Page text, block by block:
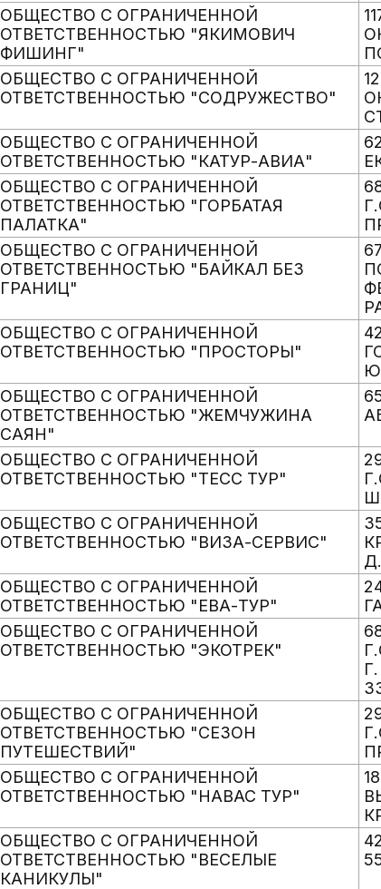
ОБЩЕСТВО С ОГРАНИЧЕННОЙ
ОТВЕТСТВЕННОСТЬЮ "ЯКИМОВИЧ
ФИШИНГ"
ОБЩЕСТВО С ОГРАНИЧЕННОЙ
ОТВЕТСТВЕННОСТЬЮ "СОДРУЖЕСТВО"
ОБЩЕСТВО С ОГРАНИЧЕННОЙ
ОТВЕТСТВЕННОСТЬЮ "КАТУР-АВИА"
ОБЩЕСТВО С ОГРАНИЧЕННОЙ
ОТВЕТСТВЕННОСТЬЮ "ГОРБАТАЯ
ПАЛАТКА"
ОБЩЕСТВО С ОГРАНИЧЕННОЙ
ОТВЕТСТВЕННОСТЬЮ "БАЙКАЛ БЕЗ
ГРАНИЦ"
ОБЩЕСТВО С ОГРАНИЧЕННОЙ
ОТВЕТСТВЕННОСТЬЮ "ПРОСТОРЫ"
ОБЩЕСТВО С ОГРАНИЧЕННОЙ
ОТВЕТСТВЕННОСТЬЮ "ЖЕМЧУЖИНА
САЯН"
ОБЩЕСТВО С ОГРАНИЧЕННОЙ
ОТВЕТСТВЕННОСТЬЮ "ТЕСС ТУР"
ОБЩЕСТВО С ОГРАНИЧЕННОЙ
ОТВЕТСТВЕННОСТЬЮ "ВИЗА-СЕРВИС"
ОБЩЕСТВО С ОГРАНИЧЕННОЙ
ОТВЕТСТВЕННОСТЬЮ "ЕВА-ТУР"
ОБЩЕСТВО С ОГРАНИЧЕННОЙ
ОТВЕТСТВЕННОСТЬЮ "ЭКОТРЕК"
ОБЩЕСТВО С ОГРАНИЧЕННОЙ
ОТВЕТСТВЕННОСТЬЮ "СЕЗОН
ПУТЕШЕСТВИЙ"
ОБЩЕСТВО С ОГРАНИЧЕННОЙ
ОТВЕТСТВЕННОСТЬЮ "НАВАС ТУР"
ОБЩЕСТВО С ОГРАНИЧЕННОЙ
ОТВЕТСТВЕННОСТЬЮ "ВЕСЕЛЫЕ
КАНИКУЛЫ"